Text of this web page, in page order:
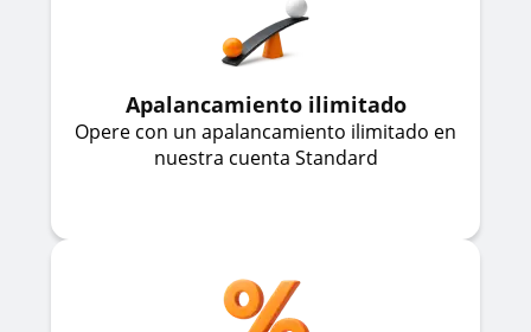
Apalancamiento ilimitado
Opere con un apalancamiento ilimitado en
nuestra cuenta Standard